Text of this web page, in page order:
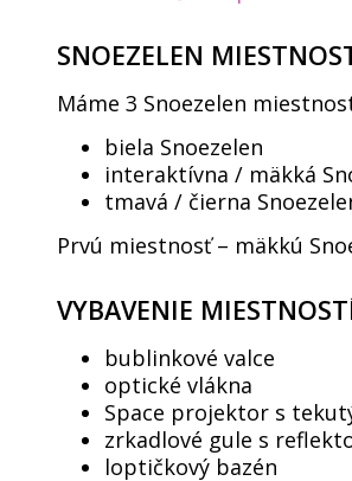
SNOEZELEN
Máme 3 Snoezelen
biela Snoezelen
interaktívna / mäkká
tmavá / čierna
Prvú miestnosť – mäkkú
VYBAVENIE
bublinkové valce
optické vlákna
Space projektor s
zrkadlové gule s
loptičkový bazén